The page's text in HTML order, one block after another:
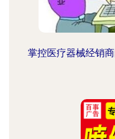
掌控医疗器械经销